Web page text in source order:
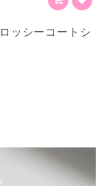
ッシーコートシ